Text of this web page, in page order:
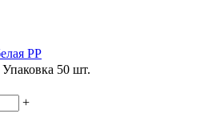
РР
Упаковка 50 шт.
+